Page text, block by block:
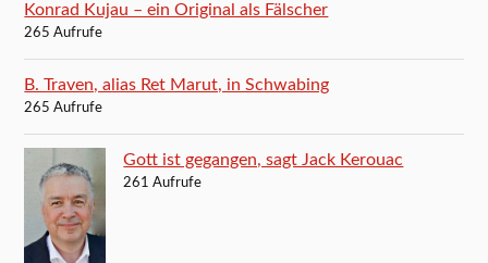
Konrad Kujau – ein Original als Fälscher
265 Aufrufe
B. Traven, alias Ret Marut, in Schwabing
265 Aufrufe
Gott ist gegangen, sagt Jack Kerouac
261 Aufrufe